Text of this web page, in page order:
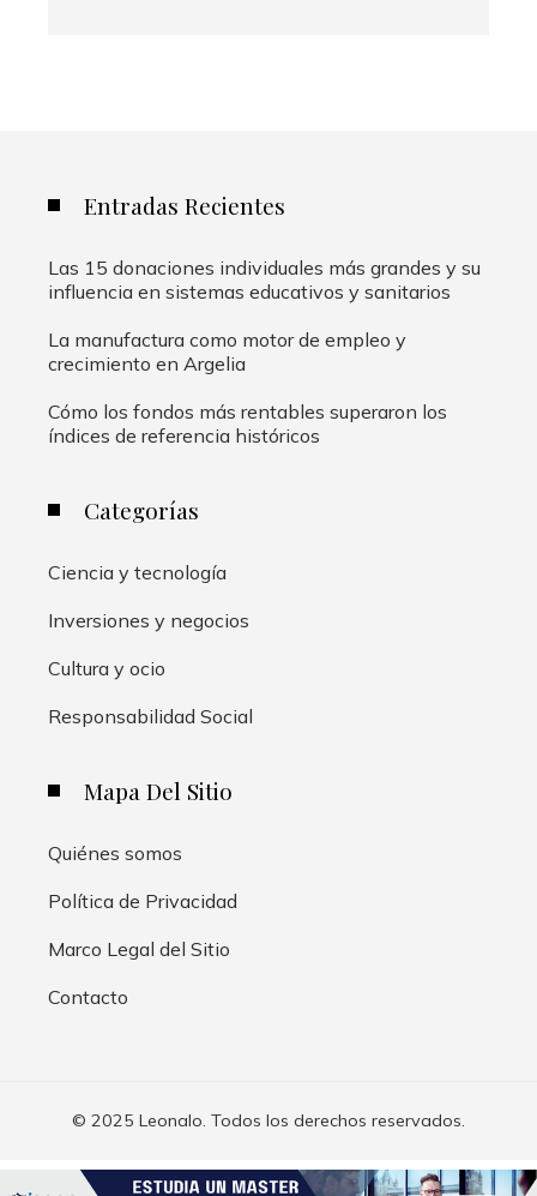
Entradas Recientes
Las 15 donaciones individuales más grandes y su
influencia en sistemas educativos y sanitarios
La manufactura como motor de empleo y
crecimiento en Argelia
Cómo los fondos más rentables superaron los
índices de referencia históricos
Categorías
Ciencia y tecnología
Inversiones y negocios
Cultura y ocio
Responsabilidad Social
Mapa Del Sitio
Quiénes somos
Política de Privacidad
Marco Legal del Sitio
Contacto
© 2025 Leonalo. Todos los derechos reservados.